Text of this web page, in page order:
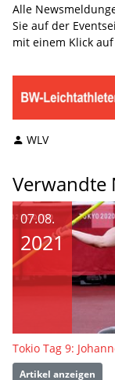
Alle
Sie auf der
mit einem Klick
WLV
Verwandte
07.08.
2021
Artikel anzeigen